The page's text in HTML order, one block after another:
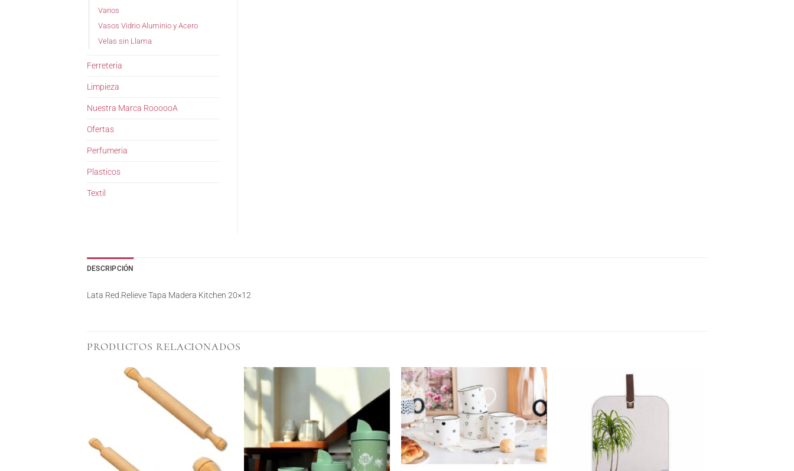
Varios
Vasos Vidrio Aluminio y Acero
Velas sin Llama
Ferreteria
Limpieza
Nuestra Marca RoooooA
Ofertas
Perfumeria
Plasticos
Textil
DESCRIPCIÓN
Lata Red.Relieve Tapa Madera Kitchen 20×12
PRODUCTOS RELACIONADOS